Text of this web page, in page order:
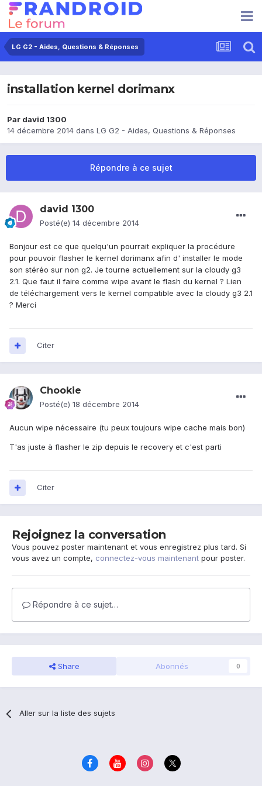
LG G2 - Aides, Questions & Réponses
installation kernel dorimanx
Par david 1300
14 décembre 2014 dans LG G2 - Aides, Questions & Réponses
Répondre à ce sujet
david 1300
Posté(e) 14 décembre 2014
Bonjour est ce que quelqu'un pourrait expliquer la procédure
pour pouvoir flasher le kernel dorimanx afin d' installer le mode
son stéréo sur non g2. Je tourne actuellement sur la cloudy g3
2.1. Que faut il faire comme wipe avant le flash du kernel ? Lien
de téléchargement vers le kernel compatible avec la cloudy g3 2.1
? Merci
Citer
Chookie
Posté(e) 18 décembre 2014
Aucun wipe nécessaire (tu peux toujours wipe cache mais bon)
T'as juste à flasher le zip depuis le recovery et c'est parti
Citer
Rejoignez la conversation
Vous pouvez poster maintenant et vous enregistrez plus tard. Si
vous avez un compte, connectez-vous maintenant pour poster.
Répondre à ce sujet…
Share Abonnés 0
Aller sur la liste des sujets